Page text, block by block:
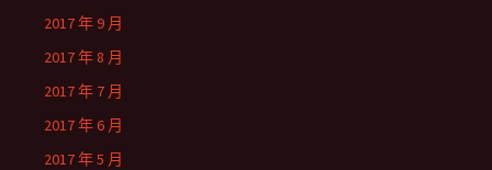
2017 年 9 月
2017 年 8 月
2017 年 7 月
2017 年 6 月
2017 年 5 月